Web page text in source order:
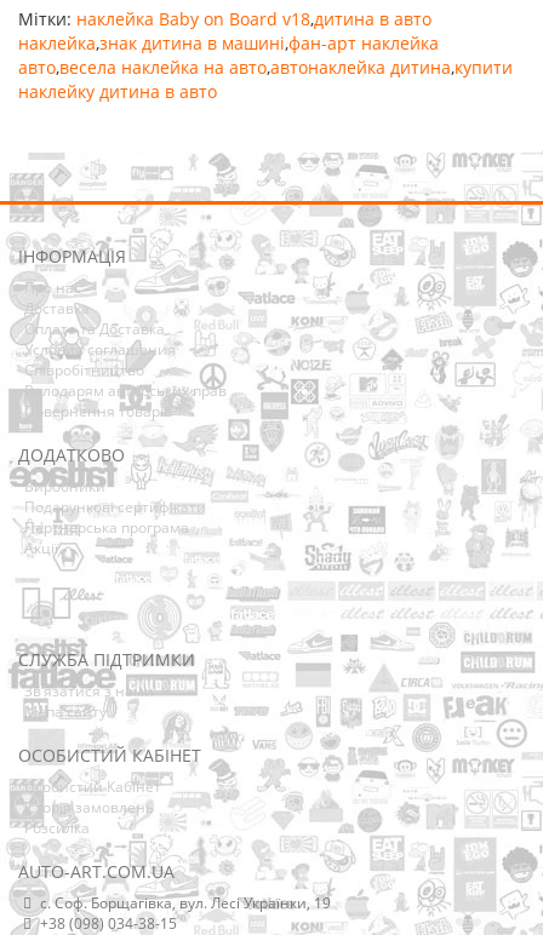
Мітки: наклейка Baby on Board v18,дитина в авто
наклейка,знак дитина в машині,фан-арт наклейка
авто,весела наклейка на авто,автонаклейка дитина,купити
наклейку дитина в авто
ІНФОРМАЦІЯ
Про нас
Доставка
Оплата та Доставка
Условия соглашения
Співробітництво
Володарям авторських прав
Повернення товарів
ДОДАТКОВО
Виробники
Подарункові сертифікати
Партнерська програма
Акції
СЛУЖБА ПІДТРИМКИ
Зв’язатися з нами
Мапа сайту
ОСОБИСТИЙ КАБІНЕТ
Особистий Кабінет
Історія замовлень
Розсилка
AUTO-ART.COM.UA
с. Соф. Борщагівка, вул. Лесі Українки, 19
+38 (098) 034-38-15